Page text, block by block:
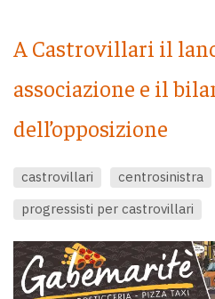
A Castrovillari il
associazione e il
dell’opposizione
castrovillari centrosinistra
progressisti per castrovillari